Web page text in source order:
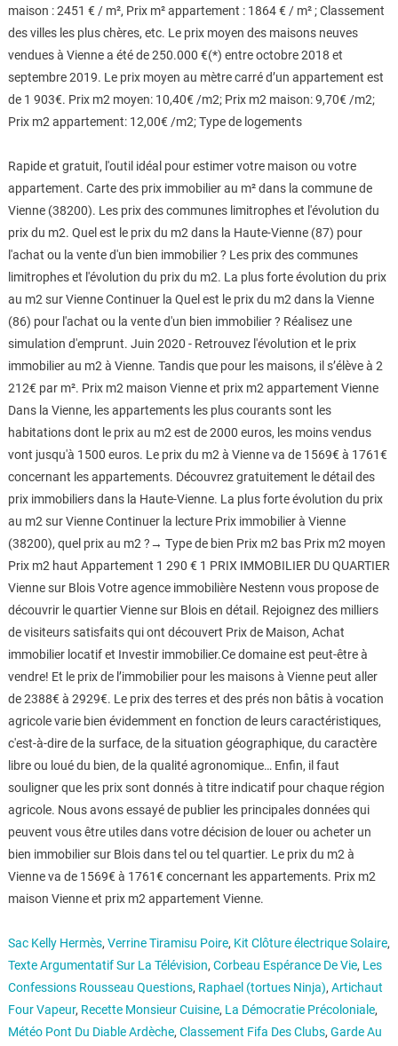
maison : 2451 € / m², Prix m² appartement : 1864 € / m² ; Classement
des villes les plus chères, etc. Le prix moyen des maisons neuves
vendues à Vienne a été de 250.000 €(*) entre octobre 2018 et
septembre 2019. Le prix moyen au mètre carré d’un appartement est
de 1 903€. Prix m2 moyen: 10,40€ /m2; Prix m2 maison: 9,70€ /m2;
Prix m2 appartement: 12,00€ /m2; Type de logements
Rapide et gratuit, l'outil idéal pour estimer votre maison ou votre
appartement. Carte des prix immobilier au m² dans la commune de
Vienne (38200). Les prix des communes limitrophes et l'évolution du
prix du m2. Quel est le prix du m2 dans la Haute-Vienne (87) pour
l'achat ou la vente d'un bien immobilier ? Les prix des communes
limitrophes et l'évolution du prix du m2. La plus forte évolution du prix
au m2 sur Vienne Continuer la Quel est le prix du m2 dans la Vienne
(86) pour l'achat ou la vente d'un bien immobilier ? Réalisez une
simulation d'emprunt. Juin 2020 - Retrouvez l'évolution et le prix
immobilier au m2 à Vienne. Tandis que pour les maisons, il s’élève à 2
212€ par m². Prix m2 maison Vienne et prix m2 appartement Vienne
Dans la Vienne, les appartements les plus courants sont les
habitations dont le prix au m2 est de 2000 euros, les moins vendus
vont jusqu'à 1500 euros. Le prix du m2 à Vienne va de 1569€ à 1761€
concernant les appartements. Découvrez gratuitement le détail des
prix immobiliers dans la Haute-Vienne. La plus forte évolution du prix
au m2 sur Vienne Continuer la lecture Prix immobilier à Vienne
(38200), quel prix au m2 ?→ Type de bien Prix m2 bas Prix m2 moyen
Prix m2 haut Appartement 1 290 € 1 PRIX IMMOBILIER DU QUARTIER
Vienne sur Blois Votre agence immobilière Nestenn vous propose de
découvrir le quartier Vienne sur Blois en détail. Rejoignez des milliers
de visiteurs satisfaits qui ont découvert Prix de Maison, Achat
immobilier locatif et Investir immobilier.Ce domaine est peut-être à
vendre! Et le prix de l’immobilier pour les maisons à Vienne peut aller
de 2388€ à 2929€. Le prix des terres et des prés non bâtis à vocation
agricole varie bien évidemment en fonction de leurs caractéristiques,
c'est-à-dire de la surface, de la situation géographique, du caractère
libre ou loué du bien, de la qualité agronomique… Enfin, il faut
souligner que les prix sont donnés à titre indicatif pour chaque région
agricole. Nous avons essayé de publier les principales données qui
peuvent vous être utiles dans votre décision de louer ou acheter un
bien immobilier sur Blois dans tel ou tel quartier. Le prix du m2 à
Vienne va de 1569€ à 1761€ concernant les appartements. Prix m2
maison Vienne et prix m2 appartement Vienne.
Sac Kelly Hermès, Verrine Tiramisu Poire, Kit Clôture électrique Solaire,
Texte Argumentatif Sur La Télévision, Corbeau Espérance De Vie, Les
Confessions Rousseau Questions, Raphael (tortues Ninja), Artichaut
Four Vapeur, Recette Monsieur Cuisine, La Démocratie Précoloniale,
Météo Pont Du Diable Ardèche, Classement Fifa Des Clubs, Garde Au